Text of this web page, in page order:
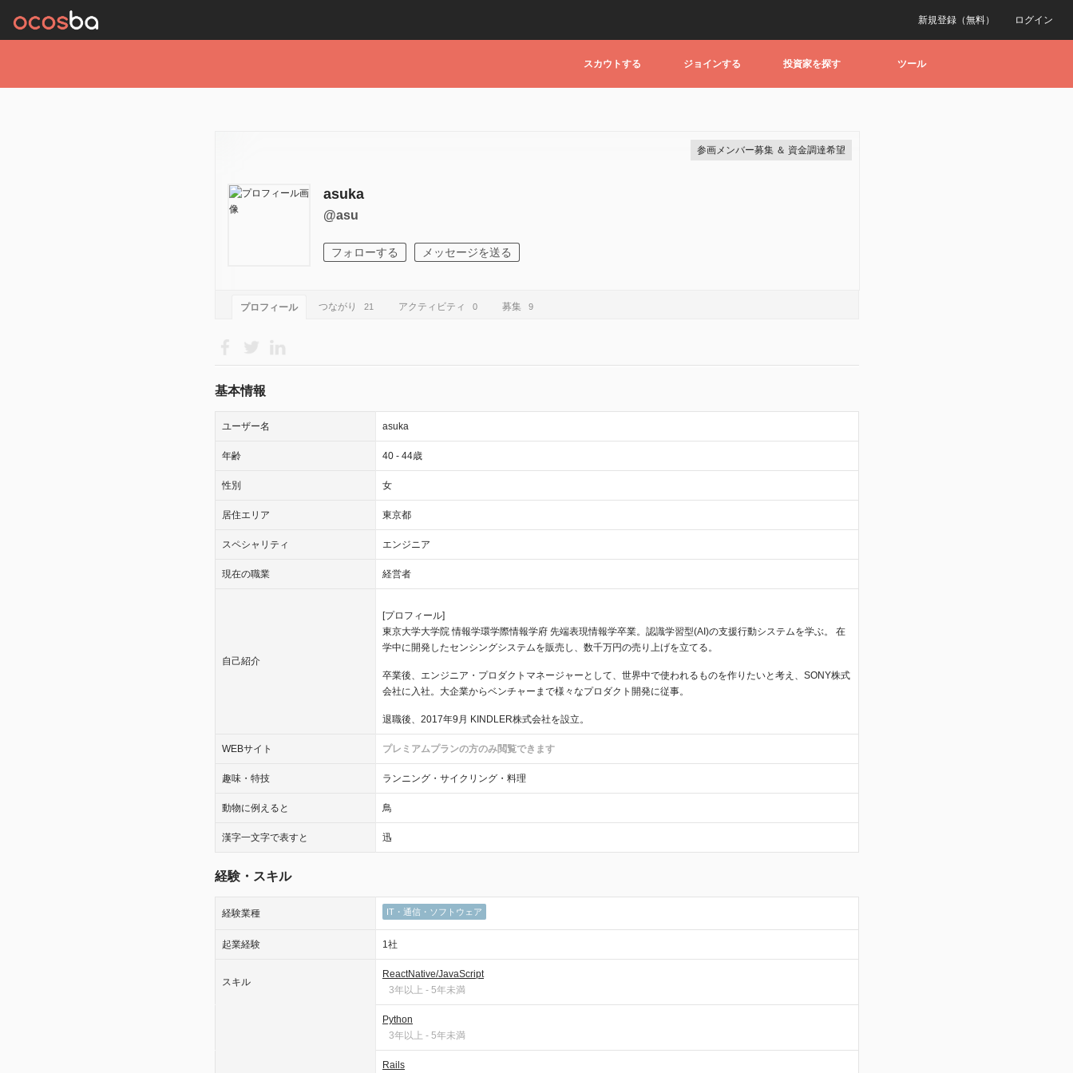
ログイン
新規登録（無料）
スカウトする ジョインする 投資家を探す ツール
参画メンバー募集 ＆ 資金調達希望
asuka
@asu
フォローする メッセージを送る
プロフィール つながり 21 アクティビティ 0 募集 9
基本情報
ユーザー名 asuka
年齢 40 - 44歳
性別 女
居住エリア 東京都
スペシャリティ エンジニア
現在の職業 経営者
自己紹介
[プロフィール]
東京大学大学院 情報学環学際情報学府 先端表現情報学卒業。認識学習型(AI)の支援行動システムを学ぶ。 在
学中に開発したセンシングシステムを販売し、数千万円の売り上げを立てる。
卒業後、エンジニア・プロダクトマネージャーとして、世界中で使われるものを作りたいと考え、SONY株式
会社に入社。大企業からベンチャーまで様々なプロダクト開発に従事。
退職後、2017年9月 KINDLER株式会社を設立。
WEBサイト プレミアムプランの方のみ閲覧できます
趣味・特技 ランニング・サイクリング・料理
動物に例えると 鳥
漢字一文字で表すと 迅
経験・スキル
経験業種 IT・通信・ソフトウェア
起業経験 1社
スキル
ReactNative/JavaScript
3年以上 - 5年未満
Python
3年以上 - 5年未満
Rails